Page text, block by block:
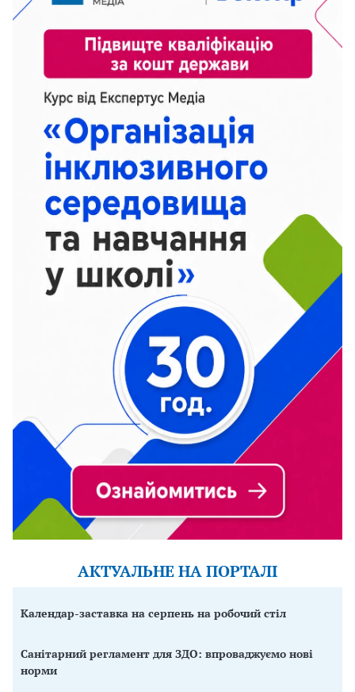
АКТУАЛЬНЕ НА ПОРТАЛІ
Календар-заставка на серпень на робочий стіл
Санітарний регламент для ЗДО: впроваджуємо нові
норми